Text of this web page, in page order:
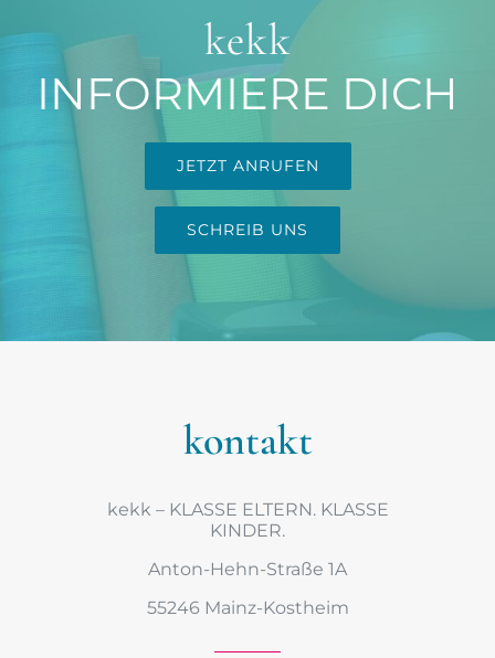
kekk
INFORMIERE DICH
JETZT ANRUFEN
SCHREIB UNS
kontakt
kekk – KLASSE ELTERN. KLASSE
KINDER.
Anton-Hehn-Straße 1A
55246 Mainz-Kostheim